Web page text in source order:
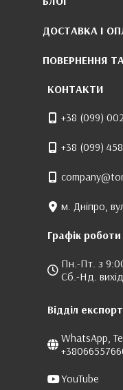
ДОСТАВКА І
ПОВЕРНЕННЯ
КОНТАКТИ
+38 (099)
+38 (099)
м. Дніпро,
Графік роботи
Пн.-Пт. з
Сб.-Нд.
Відділ
WhatsApp,
YouTube